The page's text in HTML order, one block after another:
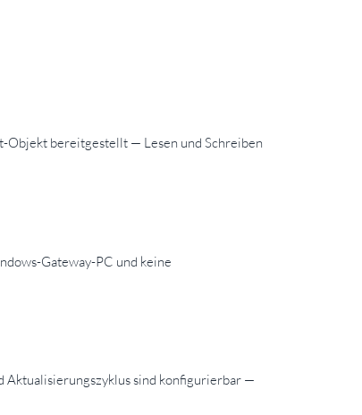
Objekt bereitgestellt — Lesen und Schreiben
Gateway-PC und keine
Aktualisierungszyklus sind konfigurierbar —